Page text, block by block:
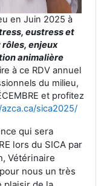
en Juin 2025 à
eustress et
enjeux
animalière
à ce RDV annuel
du milieu,
et profitez
sica2025/
qui sera
lors du SICA par
Vétérinaire
nous un très